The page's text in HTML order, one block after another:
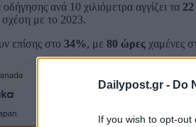
Dailypost.gr - Do
If you wish to opt-
ανά 10 χιλιόμετρα αγγίζει τα
με το 2023.
επίσης στο 34%, με 80 ώρες χαμένες